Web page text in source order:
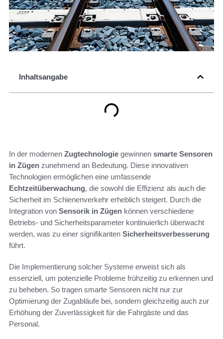
Inhaltsangabe
In der modernen Zugtechnologie gewinnen smarte Sensoren
in Zügen zunehmend an Bedeutung. Diese innovativen
Technologien ermöglichen eine umfassende
Echtzeitüberwachung, die sowohl die Effizienz als auch die
Sicherheit im Schienenverkehr erheblich steigert. Durch die
Integration von Sensorik in Zügen können verschiedene
Betriebs- und Sicherheitsparameter kontinuierlich überwacht
werden, was zu einer signifikanten Sicherheitsverbesserung
führt.
Die Implementierung solcher Systeme erweist sich als
essenziell, um potenzielle Probleme frühzeitig zu erkennen und
zu beheben. So tragen smarte Sensoren nicht nur zur
Optimierung der Zugabläufe bei, sondern gleichzeitig auch zur
Erhöhung der Zuverlässigkeit für die Fahrgäste und das
Personal.